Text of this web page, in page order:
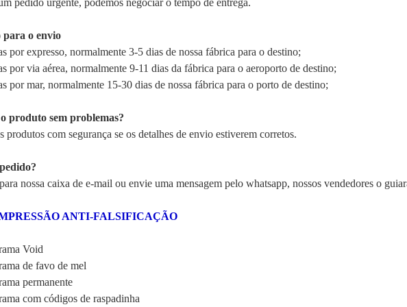
pedido urgente, podemos negociar o tempo de entrega.
para o envio
por expresso, normalmente 3-5 dias de nossa fábrica para o destino;
por via aérea, normalmente 9-11 dias da fábrica para o aeroporto de destino;
por mar, normalmente 15-30 dias de nossa fábrica para o porto de destino;
produto sem problemas?
produtos com segurança se os detalhes de envio estiverem corretos.
nossa caixa de e-mail ou envie uma mensagem pelo whatsapp, nossos vendedores o
ANTI-FALSIFICAÇÃO
Void
de favo de mel
permanente
com códigos de raspadinha